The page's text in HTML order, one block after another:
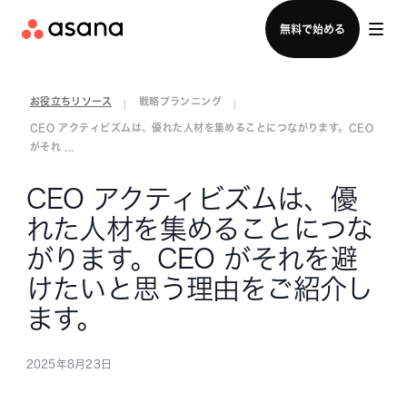
無料で始める
セールスチームに問い合わせる
お役立ちリソース 戦略プランニング
CEO アクティビズムは、優れた人材を集めることにつながります。CEO
がそれ ...
CEO アクティビズムは、優
れた人材を集めることにつな
がります。CEO がそれを避
けたいと思う理由をご紹介し
ます。
2025年8月23日